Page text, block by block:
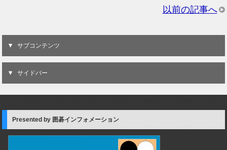
以前の記事へ
サブコンテンツ
サイドバー
Presented by 囲碁インフォメーション